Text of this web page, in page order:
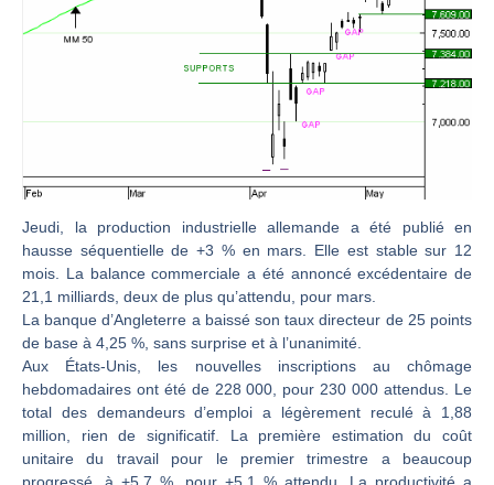
CAC 40 : Vers un nouveau record ? Analyse avant la décision de la Fed | Denis Desclos – Chrono CAC
Christian Parisot : Les marchés à l’épreuve des signaux | Interview Économique
Bernard Prats-Desclaux : Penser les marchés à l’ère des ruptures | Interview Littéraire
S&P500 : Des records, mais toujours de la vigueur | Ludovick Bertola – Les Echos de Wall Street
SAP : Les acheteurs gardent la main | Bernard Prats-Desclaux – Market Movers
LVMH : Un rebond à confirmer | Bernard Prats-Desclaux – Market Movers
GBP/USD : Un premier ministre déjà sur le scelette | Philippe Lhermie – Flash Forex
Les événements de cette semaine à venir | Philippe Lhermie – Flash Forex
La France, maillon faible de l’Europe ! | Jean-Louis Cussac – Chrono CAC
Pourquoi 6 guerres explosent en même temps cette semaine | par Louis-Antoine Michelet
Jeudi, la production industrielle allemande a été publié en
hausse séquentielle de +3 % en mars. Elle est stable sur 12
mois. La balance commerciale a été annoncé excédentaire de
21,1 milliards, deux de plus qu’attendu, pour mars.
La banque d’Angleterre a baissé son taux directeur de 25 points
de base à 4,25 %, sans surprise et à l’unanimité.
Aux États-Unis, les nouvelles inscriptions au chômage
hebdomadaires ont été de 228 000, pour 230 000 attendus. Le
total des demandeurs d’emploi a légèrement reculé à 1,88
million, rien de significatif. La première estimation du coût
unitaire du travail pour le premier trimestre a beaucoup
progressé, à +5,7 %, pour +5,1 % attendu. La productivité a